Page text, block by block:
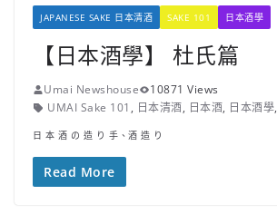
JAPANESE SAKE 日本清酒 SAKE 101 日本酒學
【日本酒學】 杜氏篇
Umai Newshouse
10871 Views
UMAI Sake 101 , 日本清酒, 日本酒, 日本酒學,
日 本 酒 の 造 り 手、酒 造 り
Read More